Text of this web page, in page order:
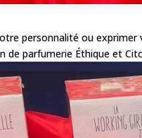
personnalité ou exprimer
de parfumerie Éthique et